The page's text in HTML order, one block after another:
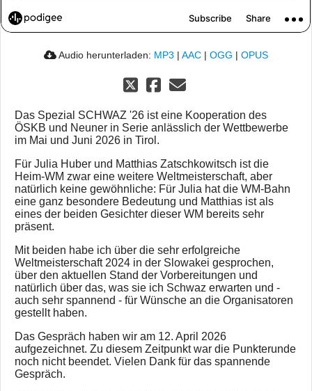
Audio herunterladen: MP3 | AAC | OGG | OPUS
Das Spezial SCHWAZ '26 ist eine Kooperation des
ÖSKB und Neuner in Serie anlässlich der Wettbewerbe
im Mai und Juni 2026 in Tirol.
Für Julia Huber und Matthias Zatschkowitsch ist die
Heim-WM zwar eine weitere Weltmeisterschaft, aber
natürlich keine gewöhnliche: Für Julia hat die WM-Bahn
eine ganz besondere Bedeutung und Matthias ist als
eines der beiden Gesichter dieser WM bereits sehr
präsent.
Mit beiden habe ich über die sehr erfolgreiche
Weltmeisterschaft 2024 in der Slowakei gesprochen,
über den aktuellen Stand der Vorbereitungen und
natürlich über das, was sie ich Schwaz erwarten und -
auch sehr spannend - für Wünsche an die Organisatoren
gestellt haben.
Das Gespräch haben wir am 12. April 2026
aufgezeichnet. Zu diesem Zeitpunkt war die Punkterunde
noch nicht beendet. Vielen Dank für das spannende
Gespräch.